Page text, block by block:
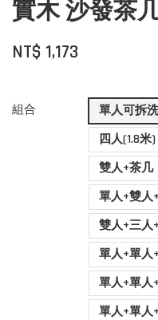
實木 沙發茶
NT$ 1,173
組合 單人可拆洗
四人(1.8米)
雙人+茶几
單人+雙人
雙人+三人
單人+單人
單人+單人
單人+單人